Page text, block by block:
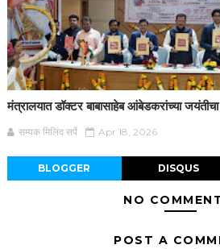
मंत्रालयात डॉक्टर बाबासाहेब आंबेडकरांच्या
सम्यक मिलिंद सर्पे Apr 18, 2026
BLOGGER DISQUS
NO
POST A